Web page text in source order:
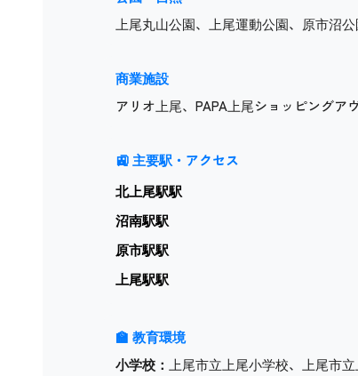
上尾丸山公園、上尾運動公園、原市沼公
商業施設
アリオ上尾、PAPA上尾ショッピング
🚉 主要駅・アクセス
北上尾駅駅
沼南駅駅
原市駅駅
上尾駅駅
🏫 教育環境
小学校： 上尾市立上尾小学校、上尾市